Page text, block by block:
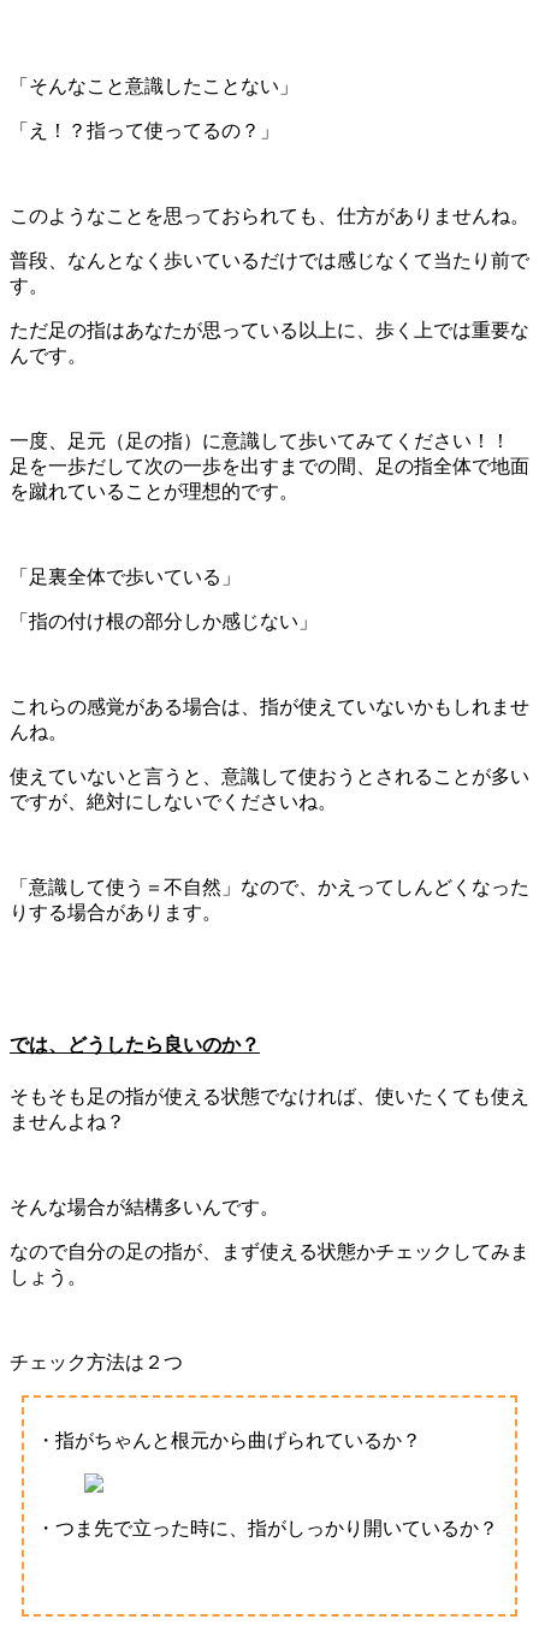
「そんなこと意識したことない」
「え！？指って使ってるの？」
このようなことを思っておられても、仕方がありませんね。
普段、なんとなく歩いているだけでは感じなくて当たり前で
す。
ただ足の指はあなたが思っている以上に、歩く上では重要な
んです。
一度、足元（足の指）に意識して歩いてみてください！！
足を一歩だして次の一歩を出すまでの間、足の指全体で地面
を蹴れていることが理想的です。
「足裏全体で歩いている」
「指の付け根の部分しか感じない」
これらの感覚がある場合は、指が使えていないかもしれませ
んね。
使えていないと言うと、意識して使おうとされることが多い
ですが、絶対にしないでくださいね。
「意識して使う＝不自然」なので、かえってしんどくなった
りする場合があります。
では、どうしたら良いのか？
そもそも足の指が使える状態でなければ、使いたくても使え
ませんよね？
そんな場合が結構多いんです。
なので自分の足の指が、まず使える状態かチェックしてみま
しょう。
チェック方法は２つ
・指がちゃんと根元から曲げられているか？
・つま先で立った時に、指がしっかり開いているか？